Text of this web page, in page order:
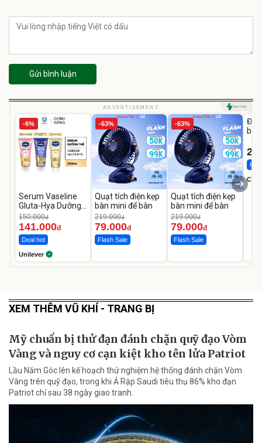
Gửi bình luận
ADVERTISEMENT
-6%
Serum Vaseline
Gluta-Hya Dưỡng
Da Sáng Mịn Sau 7
Ngày
150.000đ
141.000đ
Deal hot
Unilever
-63%
Quạt tích điện kẹp
bàn mini để bàn
219.000đ
79.000đ
Flash Sale
-63%
Quạt tích điện kẹp
bàn mini để bàn
219.000đ
79.000đ
Flash Sale
Đai
bé
Hot
XEM THÊM VŨ KHÍ - TRANG BỊ
Mỹ chuẩn bị thử đạn đánh chặn quỹ đạo Vòm
Vàng và nguy cơ cạn kiệt kho tên lửa Patriot
Lầu Năm Góc lên kế hoạch thử nghiệm hệ thống đánh chặn Vòm
Vàng trên quỹ đạo, trong khi Ả Rập Saudi tiêu thụ 86% kho đạn
Patriot chỉ sau 38 ngày giao tranh.